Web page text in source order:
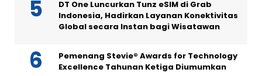
DT One Luncurkan Tunz eSIM di Grab
Indonesia, Hadirkan Layanan Konektivitas
Global secara Instan bagi Wisatawan
Pemenang Stevie® Awards for Technology
Excellence Tahunan Ketiga Diumumkan